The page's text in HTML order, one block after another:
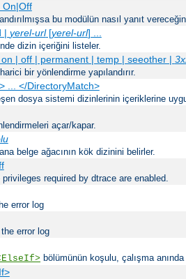
On|Off
bu modülün nasıl yanıt
| yerel-url[yerel-url] ...
dizin içeriğini listeler.
| off | permanent | temp | seeother |
bir yönlendirme yapılandırır.
... </DirectoryMatch>
dosya sistemi dizinlerinin içeriklerine
açar/kapar.
belge ağacının kök dizinini belirler.
required by dtrace are enabled.
error log
error log
bölümünün koşulu, çalışma